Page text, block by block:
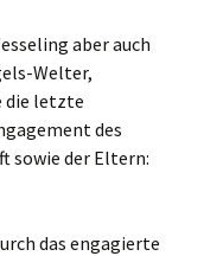
aber auch
Welter,
die letzte
des
sowie der Eltern:
das engagierte